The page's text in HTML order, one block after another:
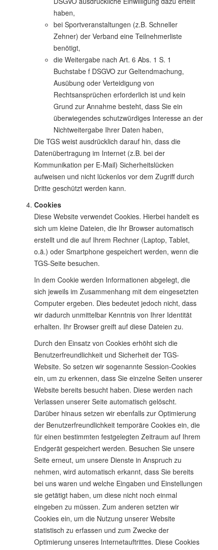
haben,
bei Sportveranstaltungen (z.B. Schneller
Zehner) der Verband eine Teilnehmerliste
benötigt,
die Weitergabe nach Art. 6 Abs. 1 S. 1
Buchstabe f DSGVO zur Geltendmachung,
Ausübung oder Verteidigung von
Rechtsansprüchen erforderlich ist und kein
Grund zur Annahme besteht, dass Sie ein
überwiegendes schutzwürdiges Interesse an der
Nichtweitergabe Ihrer Daten haben,
Die TGS weist ausdrücklich darauf hin, dass die
Datenübertragung im Internet (z.B. bei der
Kommunikation per E-Mail) Sicherheitslücken
aufweisen und nicht lückenlos vor dem Zugriff durch
Dritte geschützt werden kann.
Cookies
Diese Website verwendet Cookies. Hierbei handelt es
sich um kleine Dateien, die Ihr Browser automatisch
erstellt und die auf Ihrem Rechner (Laptop, Tablet,
o.ä.) oder Smartphone gespeichert werden, wenn die
TGS-Seite besuchen.
In dem Cookie werden Informationen abgelegt, die
sich jeweils im Zusammenhang mit dem eingesetzten
Computer ergeben. Dies bedeutet jedoch nicht, dass
wir dadurch unmittelbar Kenntnis von Ihrer Identität
erhalten. Ihr Browser greift auf diese Dateien zu.
Durch den Einsatz von Cookies erhöht sich die
Benutzerfreundlichkeit und Sicherheit der TGS-
Website. So setzen wir sogenannte Session-Cookies
ein, um zu erkennen, dass Sie einzelne Seiten unserer
Website bereits besucht haben. Diese werden nach
Verlassen unserer Seite automatisch gelöscht.
Darüber hinaus setzen wir ebenfalls zur Optimierung
der Benutzerfreundlichkeit temporäre Cookies ein, die
für einen bestimmten festgelegten Zeitraum auf Ihrem
Endgerät gespeichert werden. Besuchen Sie unsere
Seite erneut, um unsere Dienste in Anspruch zu
nehmen, wird automatisch erkannt, dass Sie bereits
bei uns waren und welche Eingaben und Einstellungen
sie getätigt haben, um diese nicht noch einmal
eingeben zu müssen. Zum anderen setzten wir
Cookies ein, um die Nutzung unserer Website
statistisch zu erfassen und zum Zwecke der
Optimierung unseres Internetauftrittes. Diese Cookies